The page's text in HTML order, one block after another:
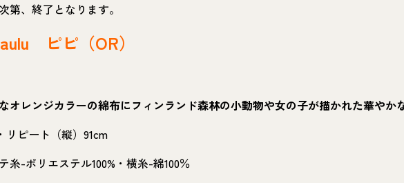
第、終了となります。
ピピ（OR）
オレンジカラーの綿布にフィンランド森林の小動物や女の子が描かれた華やか
リピート（縦）91cm
糸-ポリエステル100%・横糸-綿100％